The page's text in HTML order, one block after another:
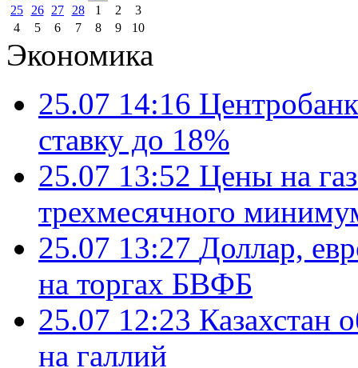
25
26 27 28 1 2
3
4
5 6 7 8 9 10
Экономика
25.07 14:16
ставку до 18%
25.07 13:52 Цены на
трехмесячного
25.07 13:27 Доллар,
на торгах БВФБ
25.07 12:23 Казахстан
на галлий